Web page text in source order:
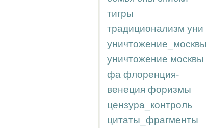
тигры
традиционализм уни
уничтожение_москвы
уничтожение москвы
фа флоренция-
венеция форизмы
цензура_контроль
цитаты_фрагменты